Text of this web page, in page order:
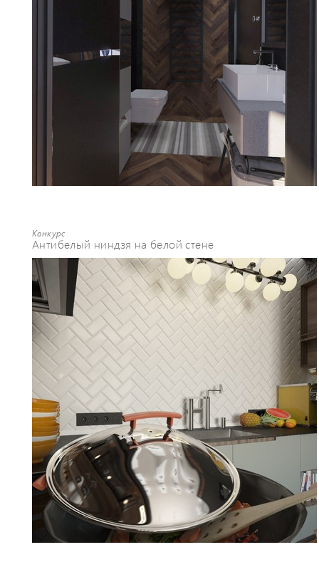
Конкурс
Антибелый ниндзя на белой стене